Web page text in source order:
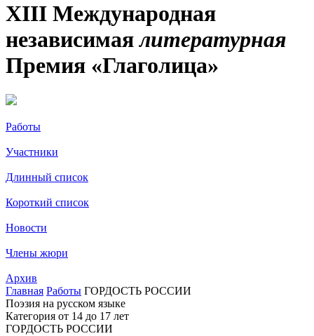
XIII Международная
независимаялитературная
Премия «Глаголица»
Работы
Участники
Длинный список
Короткий список
Новости
Члены жюри
Архив
Главная Работы ГОРДОСТЬ РОССИИ
Поэзия на русском языке
Категория от 14 до 17 лет
ГОРДОСТЬ РОССИИ